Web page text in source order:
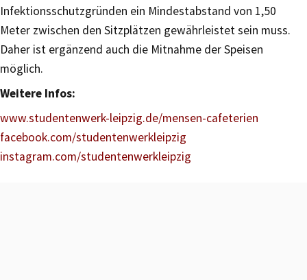
Infektionsschutzgründen ein Mindestabstand von 1,50
Meter zwischen den Sitzplätzen gewährleistet sein muss.
Daher ist ergänzend auch die Mitnahme der Speisen
möglich.
Weitere Infos:
www.studentenwerk-leipzig.de/mensen-cafeterien
facebook.com/studentenwerkleipzig
instagram.com/studentenwerkleipzig